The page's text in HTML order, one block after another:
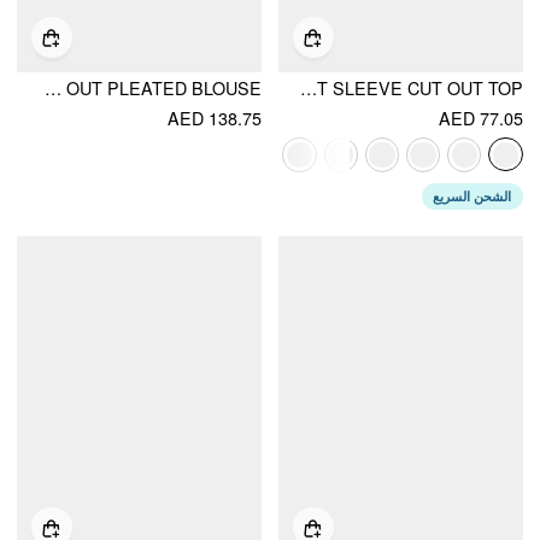
MANDARIN COLLAR SHORT SLEEVE CUT OUT TOP
AED 77.05
الشحن السريع
CHIFFON SCARF NECK SHORT SLEEVE CUT OUT PLEATED BLOUSE
AED 138.75